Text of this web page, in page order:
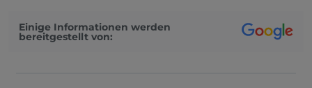
Einige Informationen werden
bereitgestellt von: